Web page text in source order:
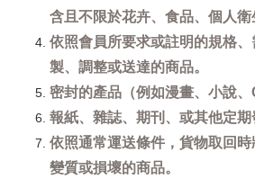
含且不限於花卉、食品、個人衛
依照會員所要求或註明的規格
製、調整或送達的商品。
密封的產品（例如漫畫、小說、
報紙、雜誌、期刊、或其他定期
依照通常運送條件，貨物取回
變質或損壞的商品。